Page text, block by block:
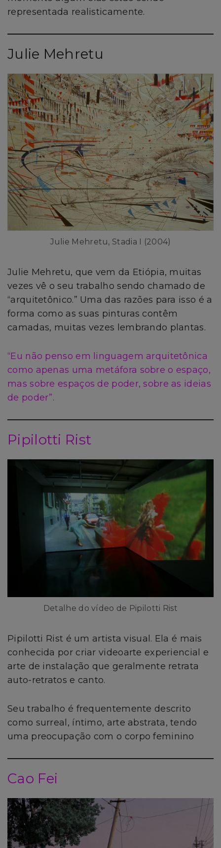
representada realisticamente.
Julie Mehretu
Julie Mehretu, Stadia I (2004)
Julie Mehretu, que vem da Etiópia, muitas
vezes vê o seu trabalho sendo chamado de
“arquitetônico.” Uma das razões para isso é a
forma como as suas pinturas contêm
camadas, muitas vezes lembrando plantas.
“Eu não penso em linguagem arquitetônica
como apenas uma metáfora sobre o espaço,
mas sobre espaços de poder, sobre as ideias
de poder”.
Pipilotti Rist
Detalhe do vídeo de Pipilotti Rist
Pipilotti Rist é um artista visual. Ela é mais
conhecida por criar videoarte experiencial e
arte de instalação que geralmente retrata
auto-retratos e canto.
Seu trabalho é frequentemente descrito
como surreal, íntimo, arte abstrata, tendo
uma preocupação com o corpo feminino
Cao Fei